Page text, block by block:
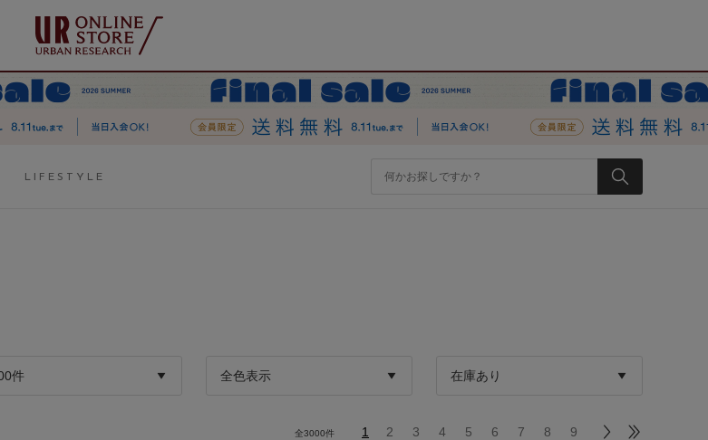
LIFESTYLE
全3000件 1 2 3 4 5 6 7 8 9